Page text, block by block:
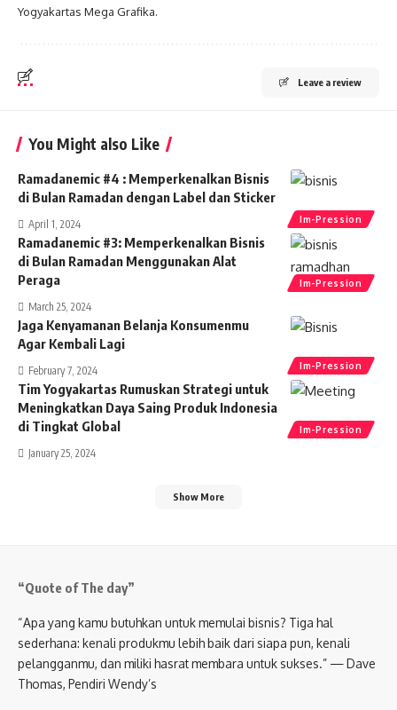
Yogyakartas Mega Grafika.
Leave a review
You Might also Like
Im-Pression
Ramadanemic #4 : Memperkenalkan Bisnis
di Bulan Ramadan dengan Label dan Sticker
April 1, 2024
Im-Pression
Ramadanemic #3: Memperkenalkan Bisnis
di Bulan Ramadan Menggunakan Alat
Peraga
March 25, 2024
Im-Pression
Jaga Kenyamanan Belanja Konsumenmu
Agar Kembali Lagi
February 7, 2024
Im-Pression
Tim Yogyakartas Rumuskan Strategi untuk
Meningkatkan Daya Saing Produk Indonesia
di Tingkat Global
January 25, 2024
Show More
“Quote of The day”
“Apa yang kamu butuhkan untuk memulai bisnis? Tiga hal
sederhana: kenali produkmu lebih baik dari siapa pun, kenali
pelangganmu, dan miliki hasrat membara untuk sukses.” — Dave
Thomas, Pendiri Wendy’s